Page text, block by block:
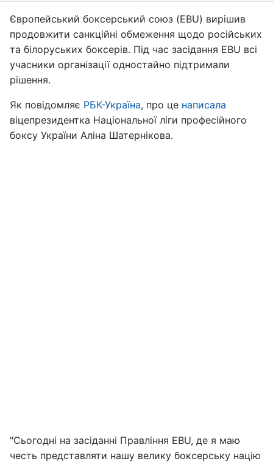
Європейський боксерський союз (EBU) вирішив
продовжити санкційні обмеження щодо російських
та білоруських боксерів. Під час засідання EBU всі
учасники організації одностайно підтримали
рішення.
Як повідомляє РБК-Україна, про це написала
віцепрезидентка Національної ліги професійного
боксу України Аліна Шатернікова.
"Сьогодні на засіданні Правління EBU, де я маю
честь представляти нашу велику боксерську націю